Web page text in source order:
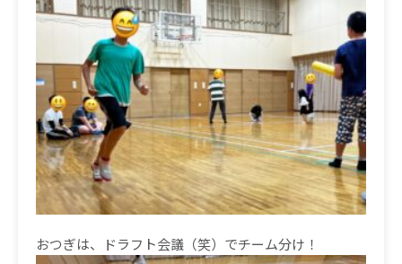
おつぎは、ドラフト会議（笑）でチーム分け！